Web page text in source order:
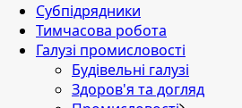
Субпідрядники
Тимчасова робота
Галузі промисловості
Будівельні галузі
Здоров'я та догляд